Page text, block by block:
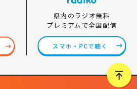
県内のラジオ無料
プレミアムで全国配信
スマホ・PCで聴く